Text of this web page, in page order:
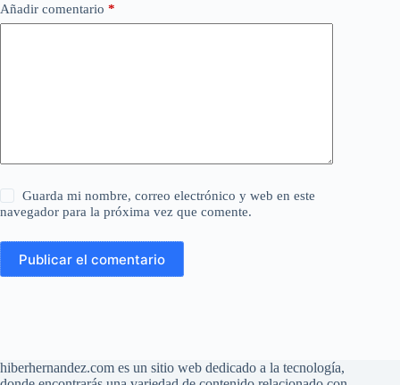
Añadir comentario *
Guarda mi nombre, correo electrónico y web en este
navegador para la próxima vez que comente.
Publicar el comentario
hiberhernandez.com es un sitio web dedicado a la tecnología,